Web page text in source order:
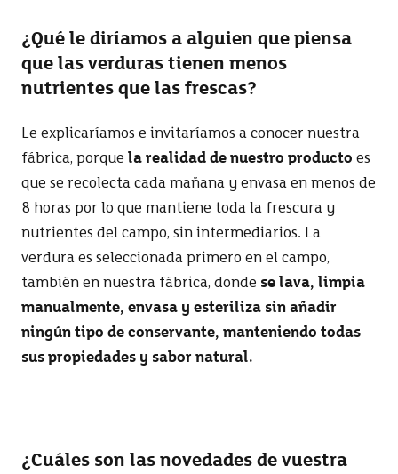
¿Qué le diríamos a alguien que piensa
que las verduras tienen menos
nutrientes que las frescas?
Le explicaríamos e invitaríamos a conocer nuestra
fábrica, porque la realidad de nuestro producto es
que se recolecta cada mañana y envasa en menos de
8 horas por lo que mantiene toda la frescura y
nutrientes del campo, sin intermediarios. La
verdura es seleccionada primero en el campo,
también en nuestra fábrica, donde se lava, limpia
manualmente, envasa y esteriliza sin añadir
ningún tipo de conservante, manteniendo todas
sus propiedades y sabor natural.
¿Cuáles son las novedades de vuestra